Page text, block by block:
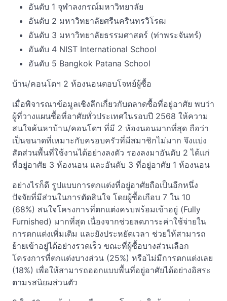
อันดับ 1 จุฬาลงกรณ์มหาวิทยาลัย
อันดับ 2 มหาวิทยาลัยศรีนครินทรวิโรฒ
อันดับ 3 มหาวิทยาลัยธรรมศาสตร์ (ท่าพระจันทร์)
อันดับ 4 NIST International School
อันดับ 5 Bangkok Patana School
บ้าน/คอนโดฯ 2 ห้องนอนตอบโจทย์ผู้ซื้อ
เมื่อพิจารณาข้อมูลเชิงลึกเกี่ยวกับตลาดซื้อที่อยู่อาศัย พบว่า
ผู้ที่วางแผนซื้อที่อาศัยทั่วประเทศในรอบปี 2568 ให้ความ
สนใจค้นหาบ้าน/คอนโดฯ ที่มี 2 ห้องนอนมากที่สุด ถือว่า
เป็นขนาดที่เหมาะกับครอบครัวที่มีสมาชิกไม่มาก จึงแบ่ง
สัดส่วนพื้นที่ใช้งานได้อย่างลงตัว รองลงมาอันดับ 2 ได้แก่
ที่อยู่อาศัย 3 ห้องนอน และอันดับ 3 ที่อยู่อาศัย 1 ห้องนอน
อย่างไรก็ดี รูปแบบการตกแต่งที่อยู่อาศัยถือเป็นอีกหนึ่ง
ปัจจัยที่มีส่วนในการตัดสินใจ โดยผู้ซื้อเกือบ 7 ใน 10
(68%) สนใจโครงการที่ตกแต่งครบพร้อมเข้าอยู่ (Fully
Furnished) มากที่สุด เนื่องจากช่วยลดภาระค่าใช้จ่ายใน
การตกแต่งเพิ่มเติม และยังประหยัดเวลา ช่วยให้สามารถ
ย้ายเข้าอยู่ได้อย่างรวดเร็ว ขณะที่ผู้ซื้อบางส่วนเลือก
โครงการที่ตกแต่งบางส่วน (25%) หรือไม่มีการตกแต่งเลย
(18%) เพื่อให้สามารถออกแบบพื้นที่อยู่อาศัยได้อย่างอิสระ
ตามรสนิยมส่วนตัว